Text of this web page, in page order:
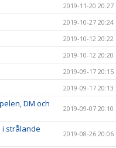
2019-11-20 20:27
2019-10-27 20:24
2019-10-12 20:22
2019-10-12 20:20
2019-09-17 20:15
2019-09-17 20:13
DM och
2019-09-07 20:10
i strålande
2019-08-26 20:06